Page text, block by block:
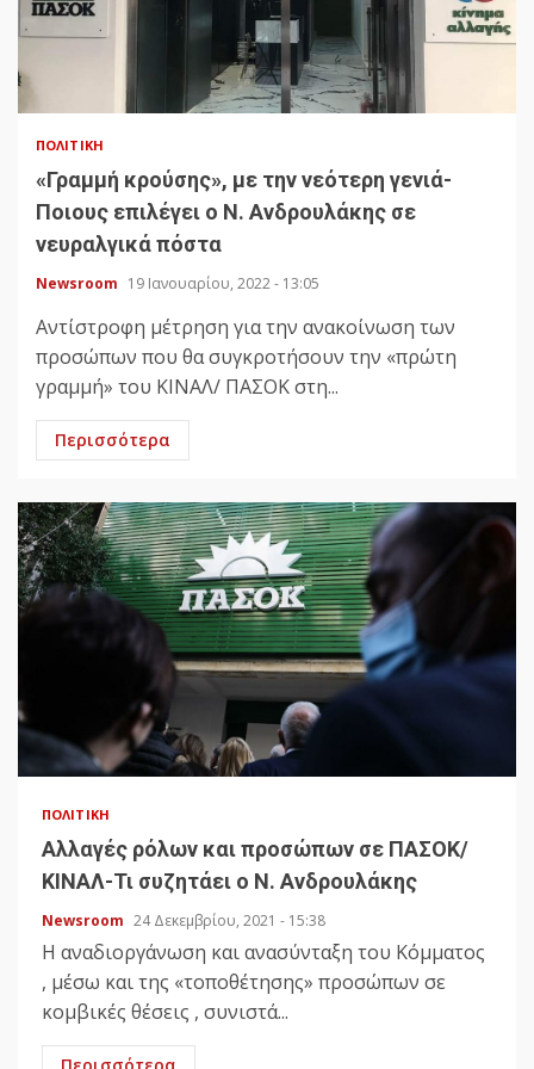
ΠΟΛΙΤΙΚΉ
«Γραμμή κρούσης», με την νεότερη γενιά-
Ποιους επιλέγει ο Ν. Ανδρουλάκης σε
νευραλγικά πόστα
Newsroom 19 Ιανουαρίου, 2022 - 13:05
Αντίστροφη μέτρηση για την ανακοίνωση των
προσώπων που θα συγκροτήσουν την «πρώτη
γραμμή» του ΚΙΝΑΛ/ ΠΑΣΟΚ στη...
Περισσότερα
ΠΟΛΙΤΙΚΉ
Αλλαγές ρόλων και προσώπων σε ΠΑΣΟΚ/
ΚΙΝΑΛ-Τι συζητάει ο Ν. Ανδρουλάκης
Newsroom 24 Δεκεμβρίου, 2021 - 15:38
Η αναδιοργάνωση και ανασύνταξη του Κόμματος
, μέσω και της «τοποθέτησης» προσώπων σε
κομβικές θέσεις , συνιστά...